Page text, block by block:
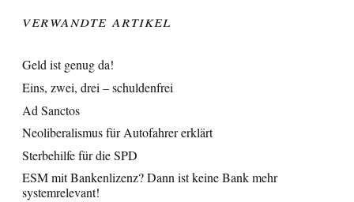
Verwandte Artikel
Geld ist genug da!
Eins, zwei, drei – schuldenfrei
Ad Sanctos
Neoliberalismus für Autofahrer erklärt
Sterbehilfe für die SPD
ESM mit Bankenlizenz? Dann ist keine Bank mehr
systemrelevant!